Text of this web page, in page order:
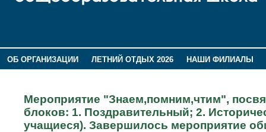
ОБ ОРГАНИЗАЦИИ ЛЕТНИЙ ОТДЫХ 2026
НАШИ ФИЛИАЛЫ
Мероприятие "Знаем,помним,чтим",
блоков: 1. Поздравительный; 2.
учащиеся). Завершилось мероприятие